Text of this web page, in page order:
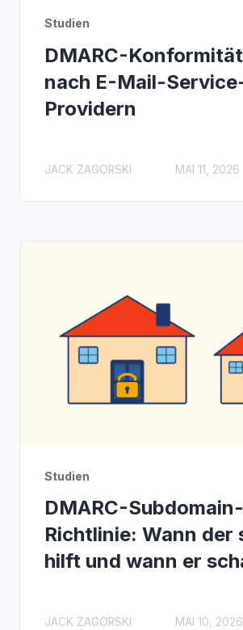
Studien
DMARC-
nach E-Mail-
Providern
JACK ZAGORSKI MAI 11, 2026
Studien
DMARC-Subdomain-
Richtlinie: Wann der
hilft und wann er
JACK ZAGORSKI MAI 10, 2026